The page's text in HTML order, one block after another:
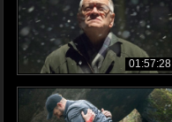
01:57:28